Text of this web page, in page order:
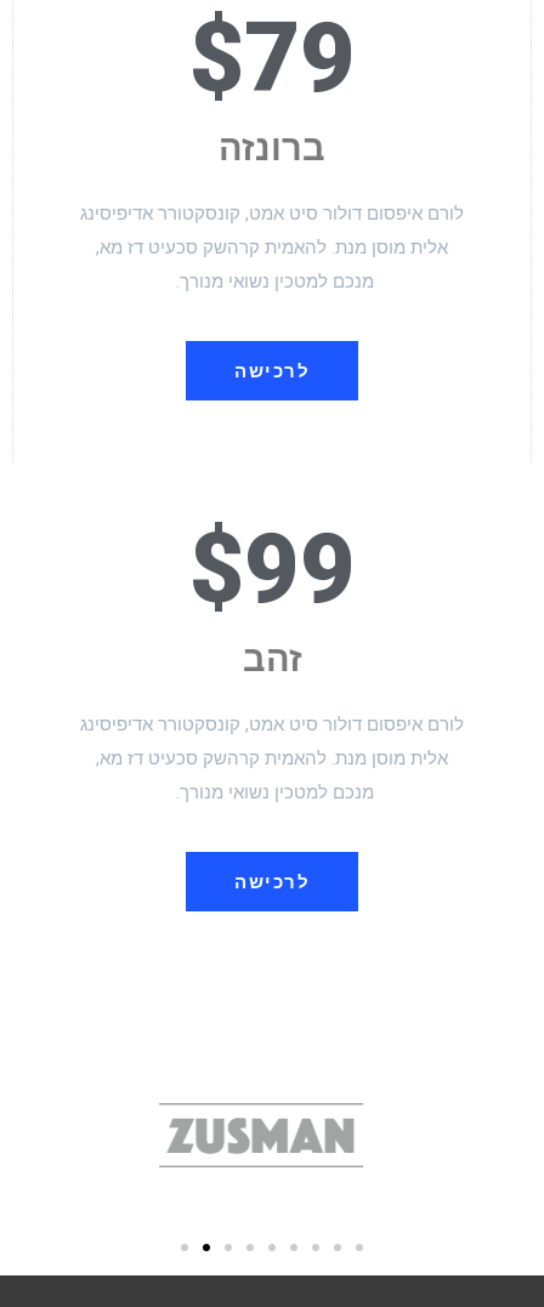
$79
ברונזה
לורם איפסום דולור סיט אמט, קונסקטורר אדיפיסינג
אלית מוסן מנת. להאמית קרהשק סכעיט דז מא,
מנכם למטכין נשואי מנורך.
לרכישה
$99
זהב
לורם איפסום דולור סיט אמט, קונסקטורר אדיפיסינג
אלית מוסן מנת. להאמית קרהשק סכעיט דז מא,
מנכם למטכין נשואי מנורך.
לרכישה